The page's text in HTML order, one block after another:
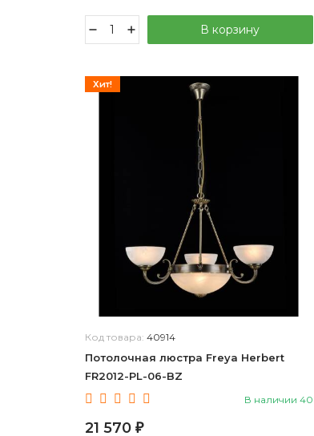
В корзину
Хит!
Код товара: 40914
Потолочная люстра Freya Herbert
FR2012-PL-06-BZ
В наличии 40
21 570 ₽